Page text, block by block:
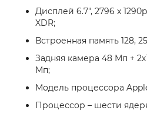
Дисплей 6.7", 2796 x
XDR;
Встроенная память 128,
Задняя камера 48 Мп +
Мп;
Модель процессора
Процессор – шести